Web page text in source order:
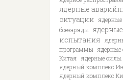
ядерные
ситуации
ядерные
боезаряды ядерные
испытания
программы
Китая
ядерные
ядерный комплекс
ядерный комплекс